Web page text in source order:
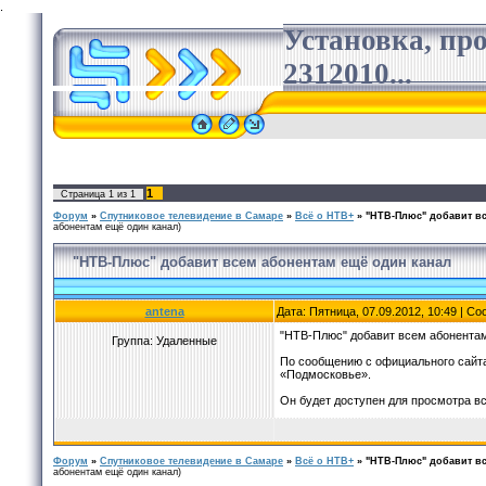
Установка,
2312010...
Страница 1 из 1 1
Форум » Спутниковое телевидение в Самаре » Всё о НТВ+ » "НТВ-Плюс" добавит
абонентам ещё один канал)
"НТВ-Плюс" добавит всем абонентам ещё один канал
antena Дата: Пятница, 07.09.2012, 10:49 |
Группа: Удаленные
"НТВ-Плюс" добавит всем
По сообщению с официального
«Подмосковье».
Он будет доступен для просмотра
Форум » Спутниковое телевидение в Самаре » Всё о НТВ+ » "НТВ-Плюс" добавит
абонентам ещё один канал)